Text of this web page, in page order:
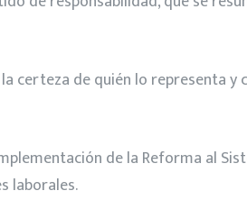
de quién lo representa y
de la Reforma al
laborales.